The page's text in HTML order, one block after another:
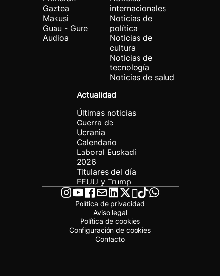
Gaztea
Makusi
Guau - Gure
Audioa
internacionales
Noticias de
política
Noticias de
cultura
Noticias de
tecnología
Noticias de salud
Actualidad
Últimas noticias
Guerra de
Ucrania
Calendario
Laboral Euskadi
2026
Titulares del día
EEUU y Trump
Política de privacidad
Aviso legal
Política de cookies
Configuración de cookies
Contacto